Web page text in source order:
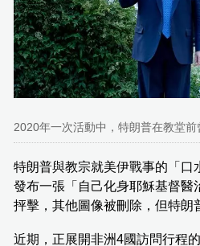
2020年一次活動中，特朗普在教堂前
特朗普與教宗就美伊戰事的「口
發布一張「自己化身耶穌基督醫
抨擊，其他圖像被刪除，但特朗
近期，正展開非洲4國訪問行程